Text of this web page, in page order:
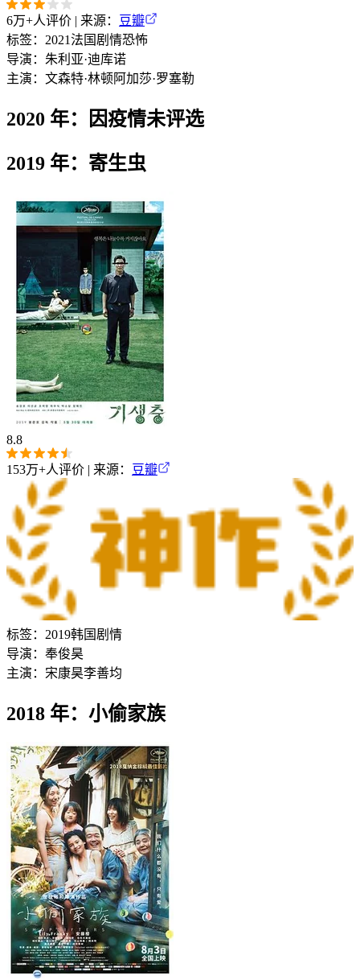
6万+人评价 | 来源：
豆瓣
标签： 2021法国剧情恐怖
导演： 朱利亚·迪库诺
主演： 文森特·林顿 阿加莎·罗塞勒
2020 年：因疫情未评选
2019 年：寄生虫
8.8
153万+人评价 | 来源： 豆瓣
标签： 2019韩国 剧情
导演： 奉俊昊
主演： 宋康昊李善均
2018 年：小偷家族